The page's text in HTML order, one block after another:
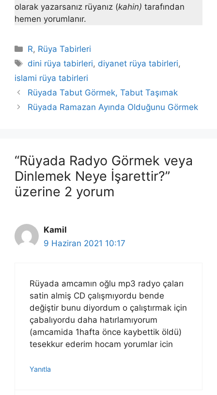
olarak yazarsanız rüyanız (kahin) tarafından
hemen yorumlanır.
Kategoriler
R, Rüya Tabirleri
Etiketler
dini rüya tabirleri, diyanet rüya tabirleri,
islami rüya tabirleri
Rüyada Tabut Görmek, Tabut Taşımak
Rüyada Ramazan Ayında Olduğunu Görmek
“Rüyada Radyo Görmek veya
Dinlemek Neye İşarettir?”
üzerine 2 yorum
Kamil
9 Haziran 2021 10:17
Rüyada amcamın oğlu mp3 radyo çaları
satin almiş CD çalışmıyordu bende
değiştir bunu diyordum o çalıştırmak için
çabalıyordu daha hatırlamıyorum
(amcamida 1hafta önce kaybettik öldü)
tesekkur ederim hocam yorumlar icin
Yanıtla